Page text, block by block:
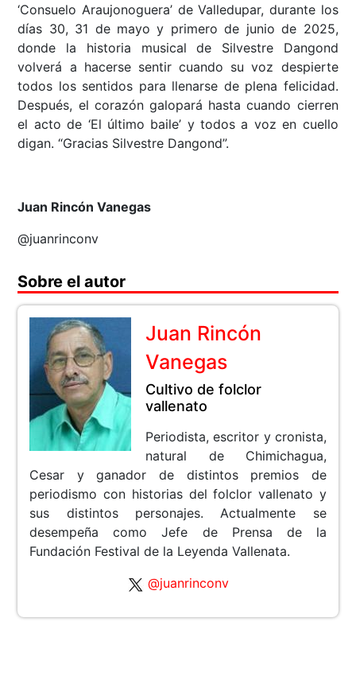
‘Consuelo Araujonoguera’ de Valledupar, durante los
días 30, 31 de mayo y primero de junio de 2025,
donde la historia musical de Silvestre Dangond
volverá a hacerse sentir cuando su voz despierte
todos los sentidos para llenarse de plena felicidad.
Después, el corazón galopará hasta cuando cierren
el acto de ‘El último baile’ y todos a voz en cuello
digan. “Gracias Silvestre Dangond”.
Juan Rincón Vanegas
@juanrinconv
Sobre el autor
Juan Rincón
Vanegas
Cultivo de folclor
vallenato
Periodista, escritor y cronista,
natural de Chimichagua,
Cesar y ganador de distintos premios de
periodismo con historias del folclor vallenato y
sus distintos personajes. Actualmente se
desempeña como Jefe de Prensa de la
Fundación Festival de la Leyenda Vallenata.
@juanrinconv